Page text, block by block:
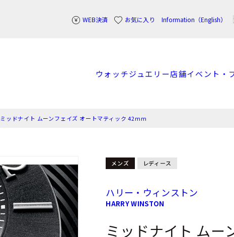
WEB決済 お気に入り Information（English）
ウォッチジュエリー店舗イベント・
ミッドナイト ムーンフェイズ オートマティック 42mm
メンズ レディース
ハリー・ウィンストン
HARRY WINSTON
ミッドナイト ムー